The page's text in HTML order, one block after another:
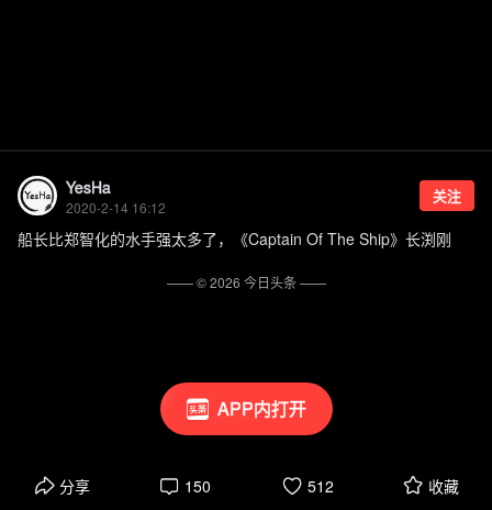
APP内打开
YesHa
2020-2-14 16:12
关注
船长比郑智化的水手强太多了，《Captain Of The Ship》长渕刚
分享 150 512 收藏
—— ©2026 今日头条——